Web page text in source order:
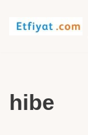
İçeriğe
hibe